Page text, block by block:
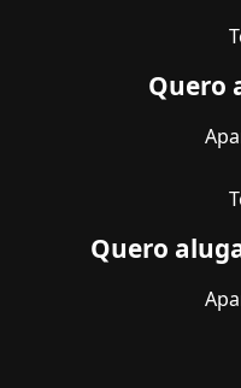
Quero
Quero